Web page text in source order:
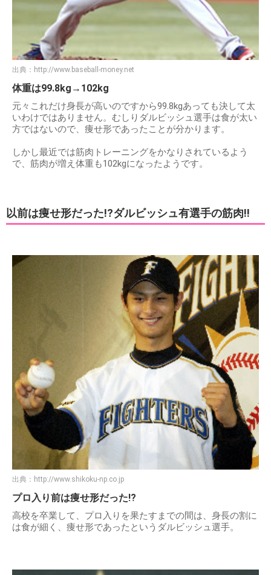
出典： http://www.baseball-money.net
体重は99.8kg→102kg
元々これだけ身長が高いのですから99.8kgあっても決して太
いわけではありません。むしりダルビッシュ選手は食が太い
方ではないので、痩せ形であったことが分かります。
しかし最近では筋肉トレーニングをかなりされているよう
で、筋肉が増え体重も102kgになったようです。
以前は痩せ形だった!?ダルビッシュ有選手の筋肉!!
出典： http://www.shikoku-np.co.jp
プロ入り前は痩せ形だった!?
高校を卒業して、プロ入りを果たすまでの間は、身長の割に
は食が細く、痩せ形であったというダルビッシュ選手。